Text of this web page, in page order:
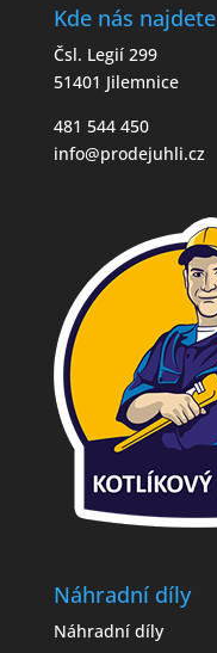
Kde nás najdete
Čsl. Legií 299
51401 Jilemnice
481 544 450
info@prodejuhli.cz
Náhradní díly
Náhradní díly